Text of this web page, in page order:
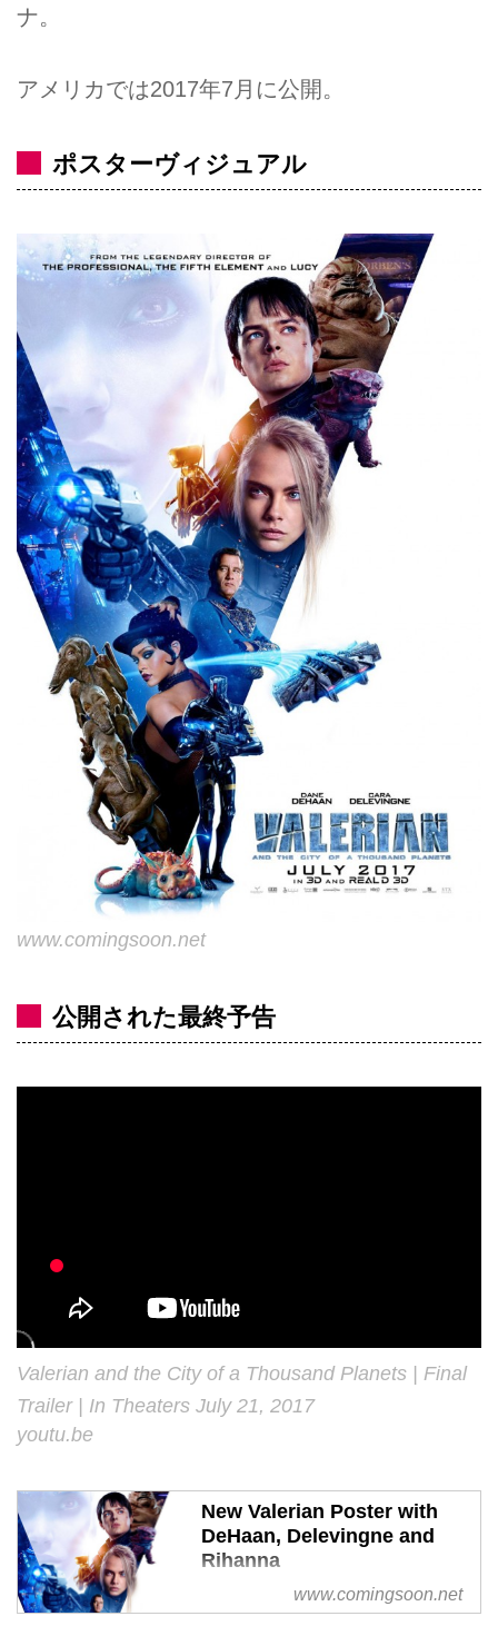
ナ。
アメリカでは2017年7月に公開。
ポスターヴィジュアル
www.comingsoon.net
公開された最終予告
Valerian and the City of a Thousand Planets | Final
Trailer | In Theaters July 21, 2017
youtu.be
New Valerian Poster with
DeHaan, Delevingne and
Rihanna
STX Entertainment has debuted
www.comingsoon.net